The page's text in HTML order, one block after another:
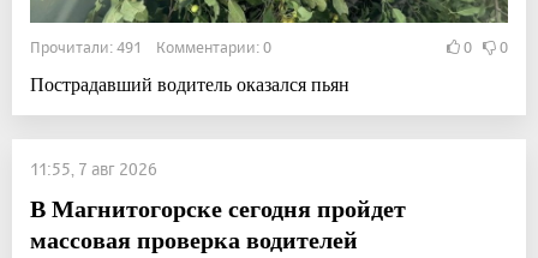
Прочитали: 491 Комментарии: 0 0 0
Пострадавший водитель оказался пьян
11:55, 7 авг 2026
В Магнитогорске сегодня пройдет
массовая проверка водителей